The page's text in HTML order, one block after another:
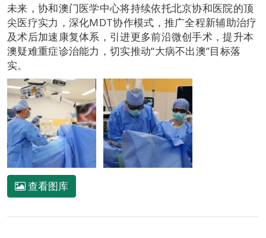
未来，协和澳门医学中心将持续依托北京协和医院的顶
尖医疗实力，深化MDT协作模式，推广全程新辅助治疗
及术后加速康复体系，引进更多前沿微创手术，提升本
澳疑难重症诊治能力，切实推动“大病不出澳”目标落
实。
查看图库